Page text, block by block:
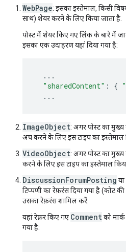
WebPage: इसका इस्तेमाल, किसी
साथ) शेयर करने के लिए किया जाता है.
पोस्ट में शेयर किए गए लिंक के बारे में
इसका एक उदाहरण यहां दिया गया है:
...
"sharedContent" : {
...
ImageObject: अगर पोस्ट का मुख्य
अप करने के लिए इस टाइप का इस्तेमाल
VideoObject: अगर पोस्ट का मुख्य
करने के लिए इस टाइप का इस्तेमाल
DiscussionForumPosting या
टिप्पणी का रेफ़रंस दिया गया है (कोट
उसका रेफ़रंस शामिल करें.
यहां रेफ़र किए गए Comment को
गया है: